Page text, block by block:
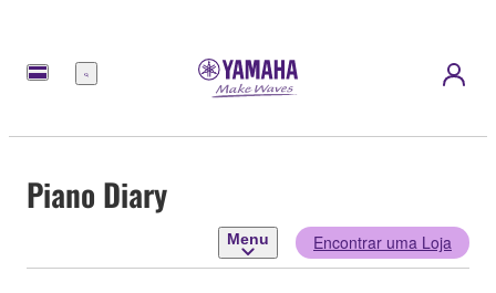
Menu
Piano Diary
Menu Encontrar uma Loja